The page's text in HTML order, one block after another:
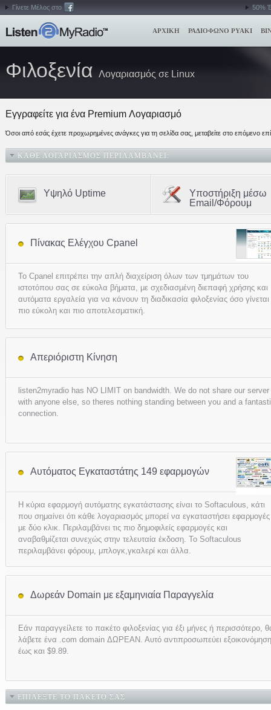
Γίνετε Μέλος στο 50%
ΑΡΧΙΚΉ ΡΑΔΙΌΦΩΝΟ ΡΥΆΚΙ
Φιλοξενία Λογαριασμός σε Linux
Εγγραφείτε για ένα Premium Λογαριασμό
Όσοι από εσάς έχετε προχωρημένες ανάγκες για τη σελίδα σας, μεταβείτε στο επόμενο
ΚΆΘΕ ΛΟΓΑΡΙΑΣΜΌΣ ΠΕΡΙΛΑΜΒΆΝΕΙ:
Υψηλό Uptime
Υποστήριξη μέσω
Email/Φόρουμ
Πίνακας Ελέγχου Cpanel
Το Cpanel επιτρέπει την απλή διαχείριση όλων των τμημάτων του
ιστοτόπου σας σε εύκολα βήματα, με σχεδιασμένη διεπαφή χρήσης και
αυτόματα εργαλεία για να κάνουν τη διαδικασία φιλοξενίας όσο γίνεται
πιο εύκολη και πιο αποτελεσματική.
Απεριόριστη Κίνηση
listen2myradio has NO LIMIT on bandwidth. We do not share our server
with anyone else, so theres nothing standing between you and a
connection.
Αυτόματος Εγκαταστάτης 149 εφαρμογών
Η κύρια εφαρμογή αυτόματης εγκατάστασης είναι το Softaculous, κάτι
που σημαίνει ότι κάθε λογαριασμός μπορεί να εγκαταστήσει εφαρμογές
με δύο κλικ. Περιλαμβάνει τις πιο δημοφιλείς εφαρμογές και
αναβαθμίζεται συνεχώς στην τελευταία έκδοση. Το Softaculous
περιλαμβάνει φόρουμ, μπλογκ,γκαλερί και άλλα.
Δωρεάν Domain με εξαμηνιαία Παραγγελία
Εάν παραγγείλετε το πακέτο φιλοξενίας για έξι μήνες ή περισσότερο,
λάβετε ένα .com domain ΔΩΡΕΑΝ. Αυτό αντιπροσωπεύει εξοικονόμηση
έως και $9.89.
ΕΠΙΛΈΞΤΕ ΤΟ ΠΑΚΈΤΟ ΣΑΣ